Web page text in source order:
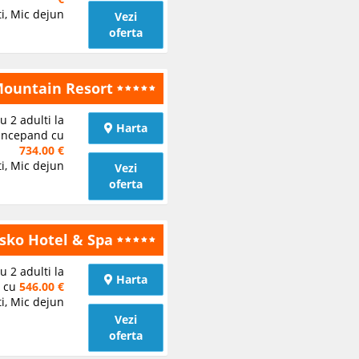
Mic dejun
Vezi
oferta
Resort
2 adulti la
cu
734.00 €
Mic dejun
Harta
Vezi
oferta
Hotel & Spa
2 adulti la
cu 546.00 €
Mic dejun
Harta
Vezi
oferta